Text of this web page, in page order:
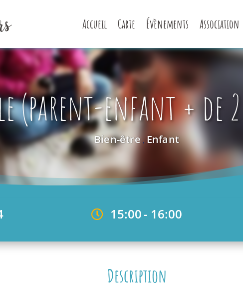
Accueil Carte Évènements Association
(parent-enfant + de 2
Bien-être , Enfant
15:00- 16:00
Description